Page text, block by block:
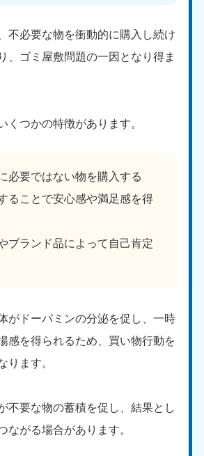
不必要な物を衝動的に購入し続け
、ゴミ屋敷問題の一因となり得ま
くつかの特徴があります。
必要ではない物を購入する
ることで安心感や満足感を得
ブランド品によって自己肯定
がドーパミンの分泌を促し、一時
感を得られるため、買い物行動を
ります。
不要な物の蓄積を促し、結果とし
ながる場合があります。